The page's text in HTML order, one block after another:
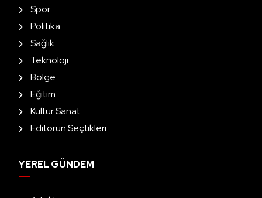
Spor
Politika
Sağlık
Teknoloji
Bölge
Eğitim
Kültür Sanat
Editörün Seçtikleri
YEREL GÜNDEM